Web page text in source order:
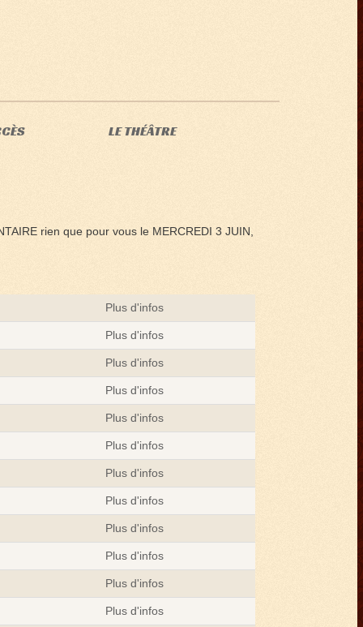
LE THÉÂTRE
rien que pour vous le MERCREDI 3 JUIN,
Plus d'infos
Plus d'infos
Plus d'infos
Plus d'infos
Plus d'infos
Plus d'infos
Plus d'infos
Plus d'infos
Plus d'infos
Plus d'infos
Plus d'infos
Plus d'infos